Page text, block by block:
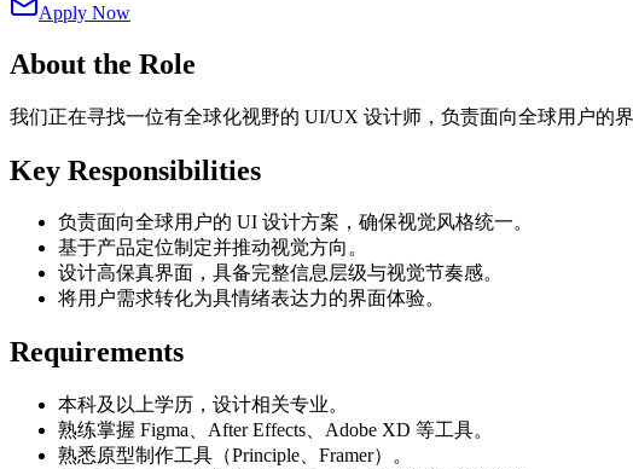
Apply Now
About the Role
我们正在寻找一位有全球化视野的 UI/UX 设计师，负责面向全球用户的
Key Responsibilities
负责面向全球用户的 UI 设计方案，确保视觉风格统一。
基于产品定位制定并推动视觉方向。
设计高保真界面，具备完整信息层级与视觉节奏感。
将用户需求转化为具情绪表达力的界面体验。
Requirements
本科及以上学历，设计相关专业。
熟练掌握 Figma、After Effects、Adobe XD 等工具。
熟悉原型制作工具（Principle、Framer）。